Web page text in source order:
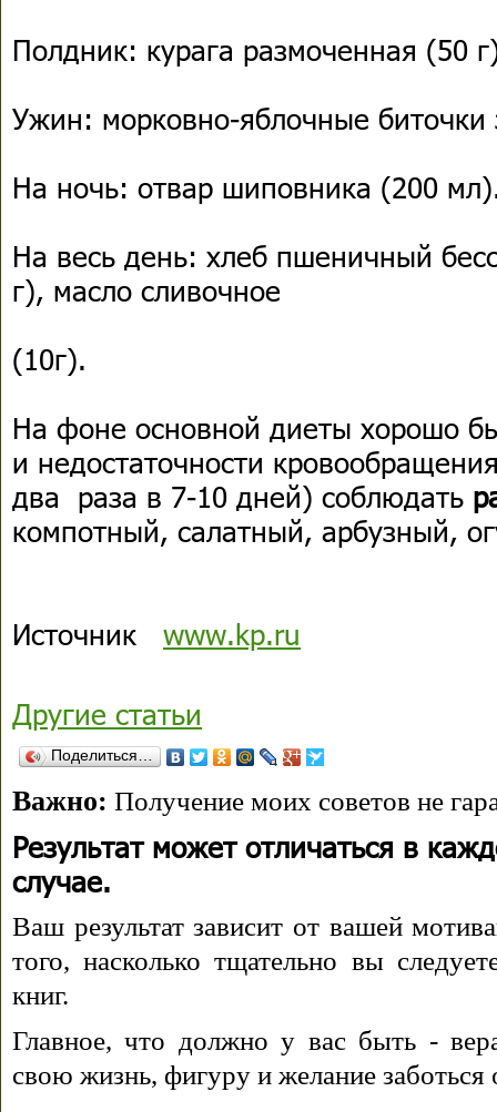
Полдник: курага размоченная (50
Ужин: морковно-яблочные
На ночь: отвар шиповника (200
На весь день: хлеб пшеничный
г), масло сливочное
(10г).
На фоне основной диеты хорошо
и недостаточности
два раза в 7-10 дней) соблюдать
компотный, салатный, арбузный,
Источник www.kp.ru
Другие статьи
Поделиться…
Важно: Получение моих советов не
Результат может отличаться в
случае.
Ваш результат зависит от вашей
того, насколько тщательно вы
книг.
Главное, что должно у вас быть -
свою жизнь, фигуру и желание заботься